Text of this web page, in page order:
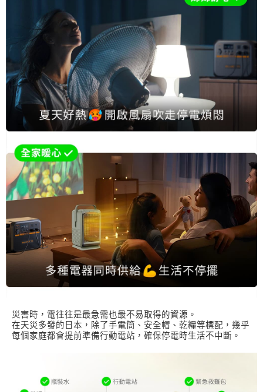
災害時，電往往是最急需也最不易取得的資源。
在天災多發的日本，除了手電筒、安全帽、乾糧等標配，幾乎
每個家庭都會提前準備行動電站，確保停電時生活不中斷。